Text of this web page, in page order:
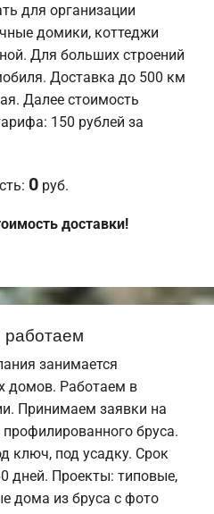
для организации
домики, коттеджи
Для больших строений
Доставка до 500 км
Далее стоимость
150 рублей за
0 руб.
доставки!
занимается
домов. Работаем в
Принимаем заявки на
бруса.
ключ, под усадку. Срок
дней. Проекты: типовые,
дома из бруса с фото